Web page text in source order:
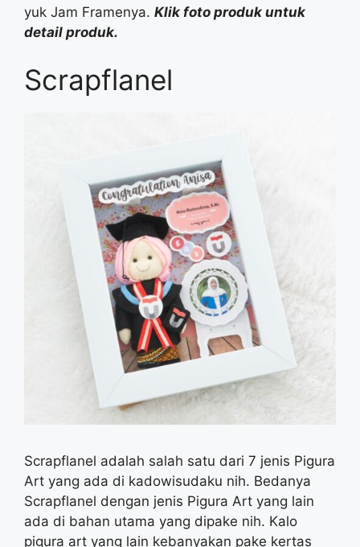
yuk Jam Framenya. Klik foto produk untuk
detail produk.
Scrapflanel
Scrapflanel adalah salah satu dari 7 jenis Pigura
Art yang ada di kadowisudaku nih. Bedanya
Scrapflanel dengan jenis Pigura Art yang lain
ada di bahan utama yang dipake nih. Kalo
pigura art yang lain kebanyakan pake kertas